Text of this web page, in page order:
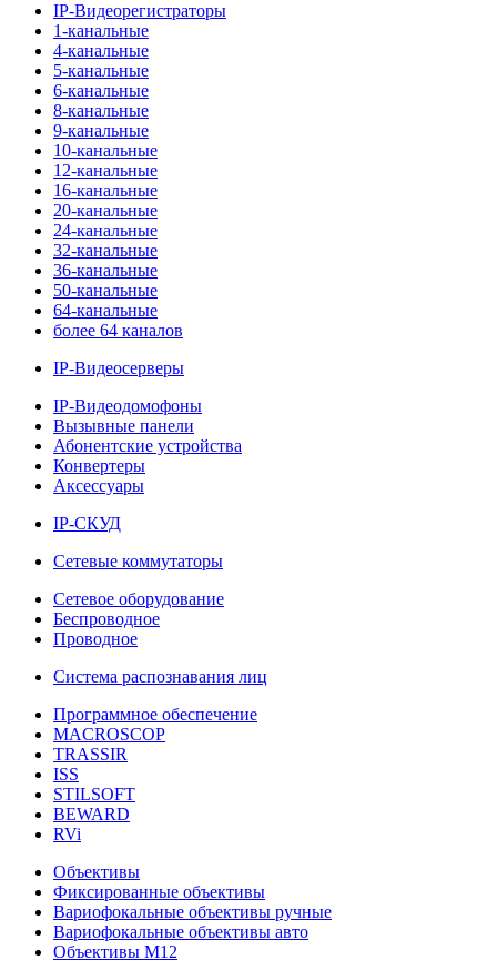
IP-Видеорегистраторы
1-канальные
4-канальные
5-канальные
6-канальные
8-канальные
9-канальные
10-канальные
12-канальные
16-канальные
20-канальные
24-канальные
32-канальные
36-канальные
50-канальные
64-канальные
более 64 каналов
IP-Видеосерверы
IP-Видеодомофоны
Вызывные панели
Абонентские устройства
Конвертеры
Аксессуары
IP-СКУД
Сетевые коммутаторы
Сетевое оборудование
Беспроводное
Проводное
Система распознавания лиц
Программное обеспечение
MACROSCOP
TRASSIR
ISS
STILSOFT
BEWARD
RVi
Объективы
Фиксированные объективы
Вариофокальные объективы ручные
Вариофокальные объективы авто
Объективы М12